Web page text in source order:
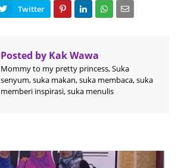
Posted by Kak Wawa
Mommy to my pretty princess, Suka
senyum, suka makan, suka membaca, suka
memberi inspirasi, suka menulis